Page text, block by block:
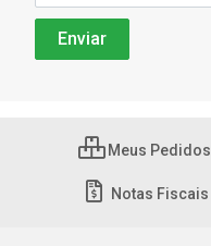
Meus Pedidos
Notas Fiscais